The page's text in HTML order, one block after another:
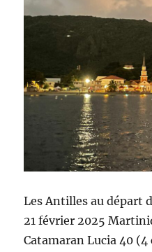
Les Antilles au départ
21 février 2025
Catamaran Lucia 40